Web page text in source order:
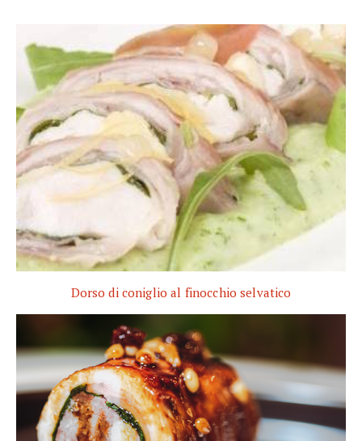
Dorso di coniglio al finocchio selvatico